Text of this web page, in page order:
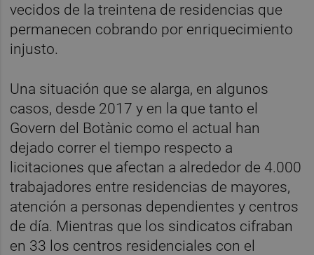
vecidos de la treintena de residencias que
permanecen cobrando por enriquecimiento
injusto.
Una situación que se alarga, en algunos
casos, desde 2017 y en la que tanto el
Govern del Botànic como el actual han
dejado correr el tiempo respecto a
licitaciones que afectan a alrededor de 4.000
trabajadores entre residencias de mayores,
atención a personas dependientes y centros
de día. Mientras que los sindicatos cifraban
en 33 los centros residenciales con el